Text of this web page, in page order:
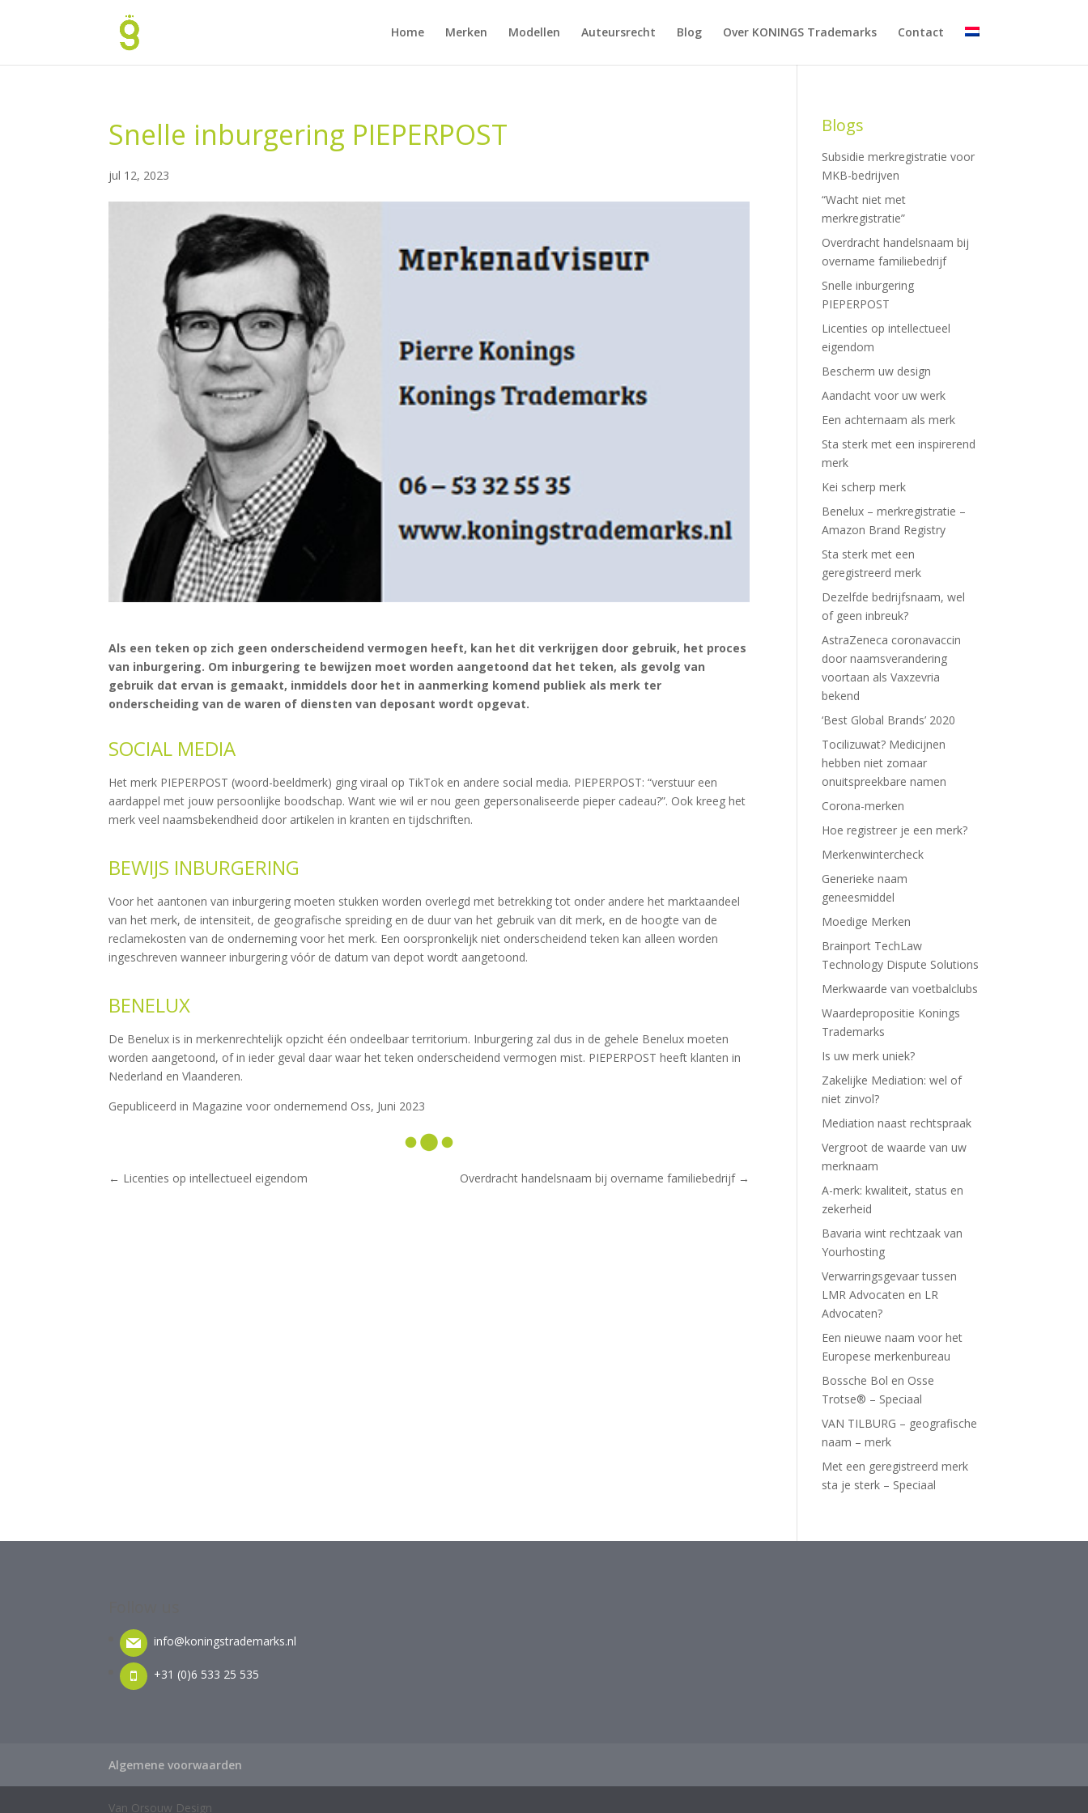
Home Merken Modellen Auteursrecht Blog Over KONINGS Trademarks Contact
Snelle inburgering PIEPERPOST
jul 12, 2023
Als een teken op zich geen onderscheidend vermogen heeft, kan het dit verkrijgen door gebruik, het proces
van inburgering. Om inburgering te bewijzen moet worden aangetoond dat het teken, als gevolg van
gebruik dat ervan is gemaakt, inmiddels door het in aanmerking komend publiek als merk ter
onderscheiding van de waren of diensten van deposant wordt opgevat.
SOCIAL MEDIA
Het merk PIEPERPOST (woord-beeldmerk) ging viraal op TikTok en andere social media. PIEPERPOST: “verstuur een
aardappel met jouw persoonlijke boodschap. Want wie wil er nou geen gepersonaliseerde pieper cadeau?”. Ook kreeg het
merk veel naamsbekendheid door artikelen in kranten en tijdschriften.
BEWIJS INBURGERING
Voor het aantonen van inburgering moeten stukken worden overlegd met betrekking tot onder andere het marktaandeel
van het merk, de intensiteit, de geografische spreiding en de duur van het gebruik van dit merk, en de hoogte van de
reclamekosten van de onderneming voor het merk. Een oorspronkelijk niet onderscheidend teken kan alleen worden
ingeschreven wanneer inburgering vóór de datum van depot wordt aangetoond.
BENELUX
De Benelux is in merkenrechtelijk opzicht één ondeelbaar territorium. Inburgering zal dus in de gehele Benelux moeten
worden aangetoond, of in ieder geval daar waar het teken onderscheidend vermogen mist. PIEPERPOST heeft klanten in
Nederland en Vlaanderen.
Gepubliceerd in Magazine voor ondernemend Oss, Juni 2023
← Licenties op intellectueel eigendom Overdracht handelsnaam bij overname familiebedrijf→
Blogs
Subsidie merkregistratie voor
MKB-bedrijven
“Wacht niet met
merkregistratie”
Overdracht handelsnaam bij
overname familiebedrijf
Snelle inburgering
PIEPERPOST
Licenties op intellectueel
eigendom
Bescherm uw design
Aandacht voor uw werk
Een achternaam als merk
Sta sterk met een inspirerend
merk
Kei scherp merk
Benelux – merkregistratie –
Amazon Brand Registry
Sta sterk met een
geregistreerd merk
Dezelfde bedrijfsnaam, wel
of geen inbreuk?
AstraZeneca coronavaccin
door naamsverandering
voortaan als Vaxzevria
bekend
‘Best Global Brands’ 2020
Tocilizuwat? Medicijnen
hebben niet zomaar
onuitspreekbare namen
Corona-merken
Hoe registreer je een merk?
Merkenwintercheck
Generieke naam
geneesmiddel
Moedige Merken
Brainport TechLaw
Technology Dispute Solutions
Merkwaarde van voetbalclubs
Waardepropositie Konings
Trademarks
Is uw merk uniek?
Zakelijke Mediation: wel of
niet zinvol?
Mediation naast rechtspraak
Vergroot de waarde van uw
merknaam
A-merk: kwaliteit, status en
zekerheid
Bavaria wint rechtzaak van
Yourhosting
Verwarringsgevaar tussen
LMR Advocaten en LR
Advocaten?
Een nieuwe naam voor het
Europese merkenbureau
Bossche Bol en Osse
Trotse® – Speciaal
VAN TILBURG – geografische
naam – merk
Met een geregistreerd merk
sta je sterk – Speciaal
info@koningstrademarks.nl
+31 (0)6 533 25 535
Algemene voorwaarden
Van Orsouw Design